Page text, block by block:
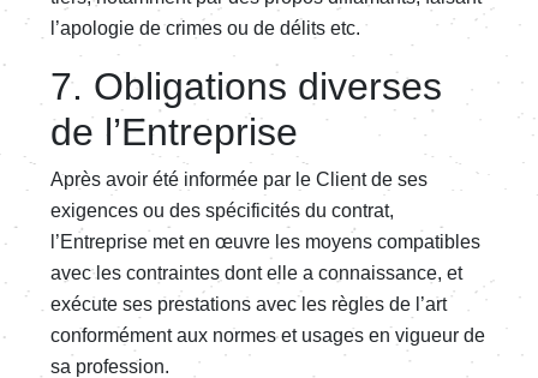
l’apologie de crimes ou de délits etc.
7. Obligations diverses
de l’Entreprise
Après avoir été informée par le Client de ses
exigences ou des spécificités du contrat,
l’Entreprise met en œuvre les moyens compatibles
avec les contraintes dont elle a connaissance, et
exécute ses prestations avec les règles de l’art
conformément aux normes et usages en vigueur de
sa profession.